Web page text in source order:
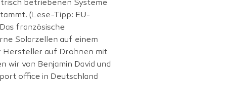
betriebenen Systeme
(Lese-Tipp: EU-
französische
Solarzellen auf einem
Hersteller auf Drohnen mit
wir von Benjamin David und
office in Deutschland